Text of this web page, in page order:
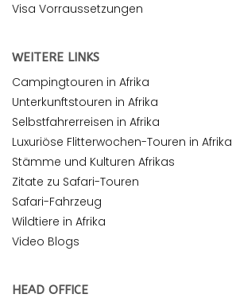
Visa Vorraussetzungen
WEITERE LINKS
Campingtouren in Afrika
Unterkunftstouren in Afrika
Selbstfahrerreisen in Afrika
Luxuriöse Flitterwochen-Touren in Afrika
Stämme und Kulturen Afrikas
Zitate zu Safari-Touren
Safari-Fahrzeug
Wildtiere in Afrika
Video Blogs
HEAD OFFICE